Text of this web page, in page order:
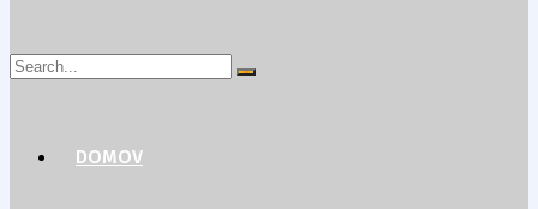
Search
for:
DOMOV